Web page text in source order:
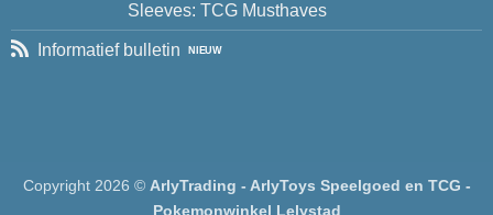
Sleeves: TCG Musthaves
Informatief bulletin
Copyright 2026 © ArlyTrading - ArlyToys Speelgoed en TCG -
Pokemonwinkel Lelystad